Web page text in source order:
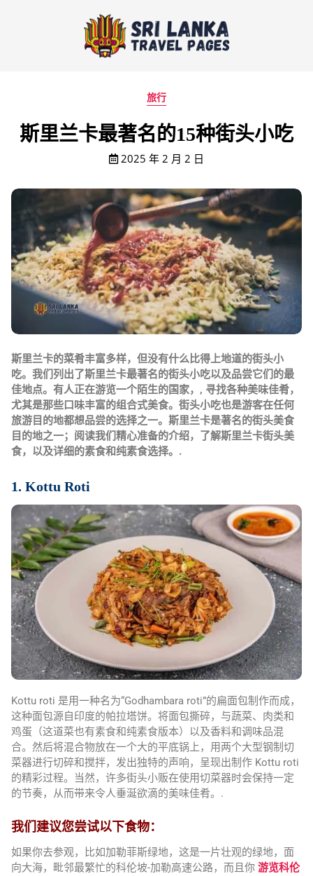
旅行
斯里兰卡最著名的15种街头小吃
2025 年 2 月 2 日
斯里兰卡的菜肴丰富多样，但没有什么比得上地道的街头小
吃。我们列出了斯里兰卡最著名的街头小吃以及品尝它们的最
佳地点。有人正在游览一个陌生的国家，, 寻找各种美味佳肴，
尤其是那些口味丰富的组合式美食。街头小吃也是游客在任何
旅游目的地都想品尝的选择之一。斯里兰卡是著名的街头美食
目的地之一；阅读我们精心准备的介绍，了解斯里兰卡街头美
食，以及详细的素食和纯素食选择。.
1. Kottu Roti
Kottu roti 是用一种名为“Godhambara roti”的扁面包制作而成，
这种面包源自印度的帕拉塔饼。将面包撕碎，与蔬菜、肉类和
鸡蛋（这道菜也有素食和纯素食版本）以及香料和调味品混
合。然后将混合物放在一个大的平底锅上，用两个大型钢制切
菜器进行切碎和搅拌，发出独特的声响，呈现出制作 Kottu roti
的精彩过程。当然，许多街头小贩在使用切菜器时会保持一定
的节奏，从而带来令人垂涎欲滴的美味佳肴。.
我们建议您尝试以下食物：
如果你去参观，比如加勒菲斯绿地，这是一片壮观的绿地，面
向大海，毗邻最繁忙的科伦坡-加勒高速公路，而且你 游览科伦